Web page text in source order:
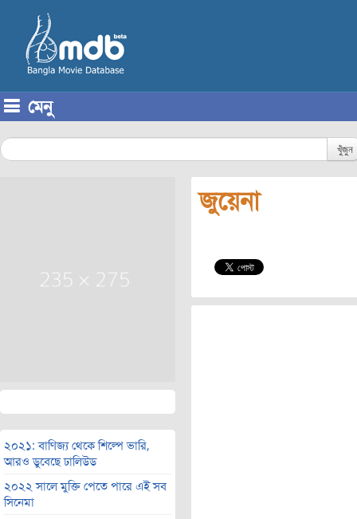
মেনু
খুঁজুন
২০২১: বাণিজ্য থেকে শিল্পে ভারি,
আরও ডুবেছে ঢালিউড
২০২২ সালে মুক্তি পেতে পারে এই সব
সিনেমা
জুয়েনা